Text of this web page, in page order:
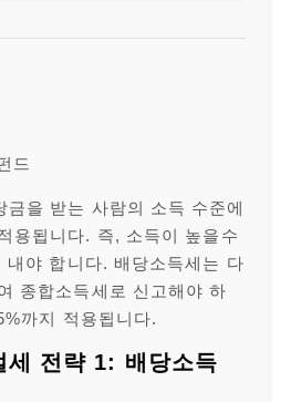
드
금을 받는 사람의 소득 수준에
용됩니다. 즉, 소득이 높을수
내야 합니다. 배당소득세는 다
종합소득세로 신고해야 하
까지 적용됩니다.
세 전략 1: 배당소득